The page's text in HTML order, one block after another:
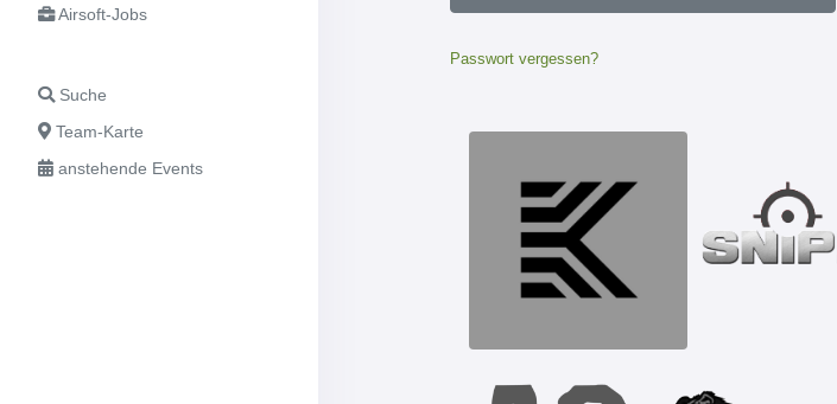
Airsoft-Jobs
Suche
Team-Karte
anstehende Events
Passwort vergessen?